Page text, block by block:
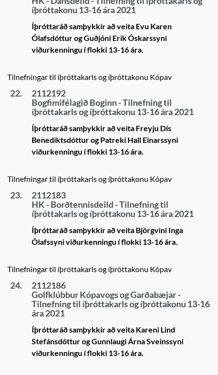
íþróttakonu 13-16 ára 2021
Íþróttaráð samþykkir að veita Evu Karen
Ólafsdóttur og Guðjóni Erik Óskarssyni
viðurkenningu í flokki 13-16 ára.
Tilnefningar til íþróttakarls og íþróttakonu Kópav
22.
2112192
Bogfimifélagið Boginn - Tilnefning til
íþróttakarls og íþróttakonu 13-16 ára 2021
Íþróttaráð samþykkir að veita Freyju Dís
Benediktsdóttur og Patreki Hall Einarssyni
viðurkenningu í flokki 13-16 ára.
Tilnefningar til íþróttakarls og íþróttakonu Kópav
23.
2112183
HK - Borðtennisdeild - Tilnefning til
íþróttakarls og íþróttakonu 13-16 ára 2021
Íþróttaráð samþykkir að veita Björgvini Inga
Ólafssyni viðurkenningu í flokki 13-16 ára.
Tilnefningar til íþróttakarls og íþróttakonu Kópav
24.
2112186
Golfklúbbur Kópavogs og Garðabæjar -
Tilnefning til íþróttakarls og íþróttakonu 13-16
ára 2021
Íþróttaráð samþykkir að veita Kareni Lind
Stefánsdóttur og Gunnlaugi Árna Sveinssyni
viðurkenningu í flokki 13-16 ára.